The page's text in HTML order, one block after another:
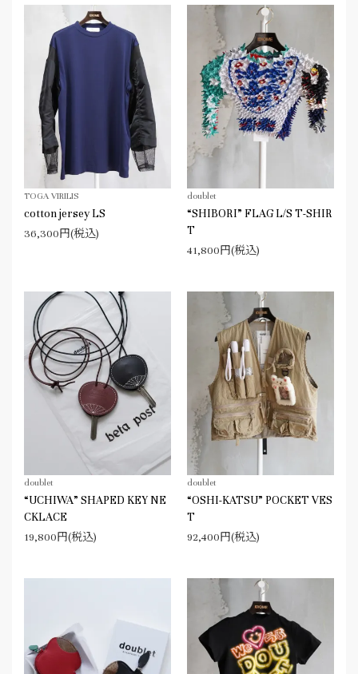
TOGA VIRILIS
cotton jersey LS
36,300円(税込)
doublet
“SHIBORI” FLAG L/S T-SHIR
T
41,800円(税込)
doublet
“UCHIWA” SHAPED KEY NE
CKLACE
19,800円(税込)
doublet
“OSHI-KATSU” POCKET VES
T
92,400円(税込)